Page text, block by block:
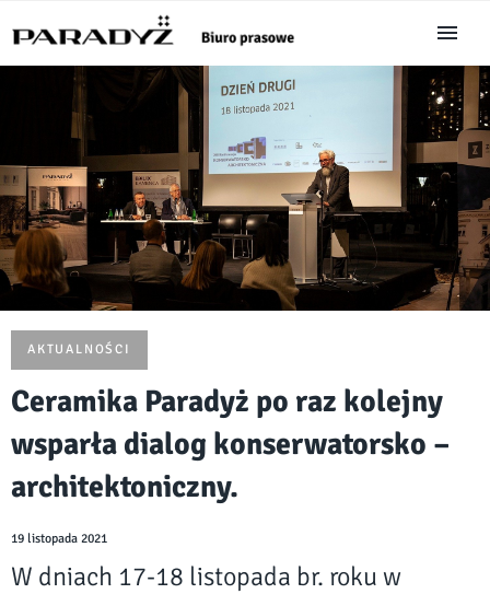
AKTUALNOŚCI
Ceramika Paradyż po raz kolejny
wsparła dialog konserwatorsko –
architektoniczny.
19 listopada 2021
W dniach 17-18 listopada br. roku w